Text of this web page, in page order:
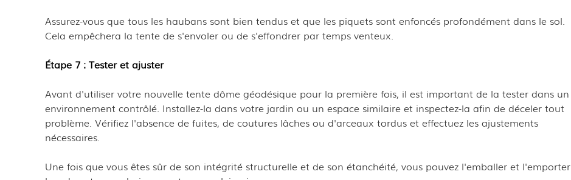
Assurez-vous que tous les haubans sont bien tendus et que les piquets sont enfoncés profondément dans le sol.
Cela empêchera la tente de s'envoler ou de s'effondrer par temps venteux.
Étape 7 : Tester et ajuster
Avant d'utiliser votre nouvelle tente dôme géodésique pour la première fois, il est important de la tester dans un
environnement contrôlé. Installez-la dans votre jardin ou un espace similaire et inspectez-la afin de déceler tout
problème. Vérifiez l'absence de fuites, de coutures lâches ou d'arceaux tordus et effectuez les ajustements
nécessaires.
Une fois que vous êtes sûr de son intégrité structurelle et de son étanchéité, vous pouvez l'emballer et l'emporter